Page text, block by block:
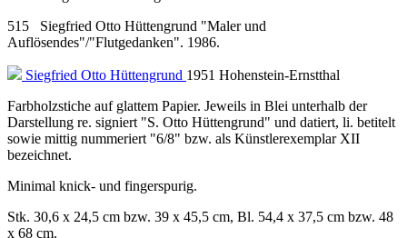
515 Siegfried Otto Hüttengrund "Maler und
Auflösendes"/"Flutgedanken". 1986.
Siegfried Otto Hüttengrund 1951 Hohenstein-Ernstthal
Farbholzstiche auf glattem Papier. Jeweils in Blei unterhalb der
Darstellung re. signiert "S. Otto Hüttengrund" und datiert, li. betitelt
sowie mittig nummeriert "6/8" bzw. als Künstlerexemplar XII
bezeichnet.
Minimal knick- und fingerspurig.
Stk. 30,6 x 24,5 cm bzw. 39 x 45,5 cm, Bl. 54,4 x 37,5 cm bzw. 48
x 68 cm.